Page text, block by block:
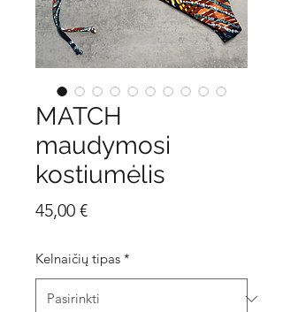
MATCH
maudymosi
kostiumėlis
45,00 €Price
Kelnaičių tipas *